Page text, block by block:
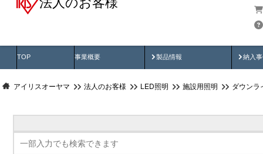
TOP 事業概要 製品情報
製品動画 納入
納
アイリスオーヤマ 法人のお客様 LED照明 施設用照明 ダウンラ